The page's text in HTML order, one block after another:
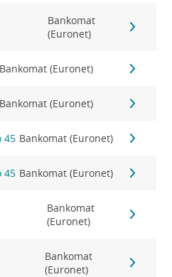
Bankomat
(Euronet)
Bankomat (Euronet)
Bankomat (Euronet)
45 Bankomat (Euronet)
45 Bankomat (Euronet)
Bankomat
(Euronet)
Bankomat
(Euronet)